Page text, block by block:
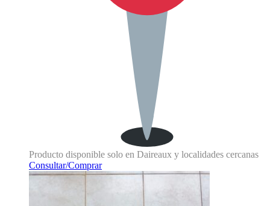
Producto disponible solo en Daireaux y localidades cercanas
Consultar/Comprar